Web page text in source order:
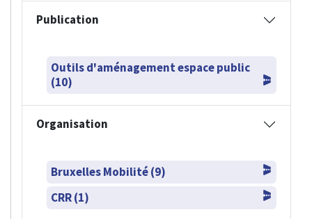
Publication
Outils d'aménagement espace public
(10)
Organisation
Bruxelles Mobilité (9)
CRR (1)